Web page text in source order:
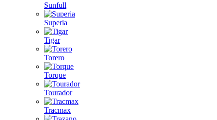
Sunfull
Superia
Tigar
Torero
Torque
Tourador
Tracmax